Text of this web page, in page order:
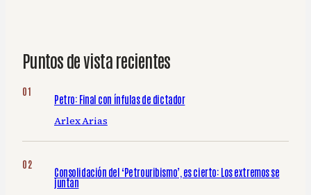
Puntos de vista recientes
Petro: Final con ínfulas de dictador
Arlex Arias
Consolidación del ‘Petrouribismo’, es cierto: Los extremos se
juntan